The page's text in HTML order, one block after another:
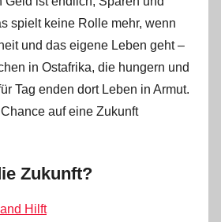
spielt keine Rolle mehr, wenn
und das eigene Leben geht –
in Ostafrika, die hungern und
Tag enden dort Leben in Armut.
auf eine Zukunft
Zukunft?